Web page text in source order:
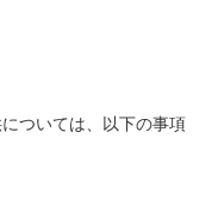
ついては、以下の事項